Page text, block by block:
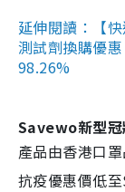
延伸閱讀：【
測試劑換購優
98.26%
Savewo新型冠
產品由香港口
抗疫優惠價低